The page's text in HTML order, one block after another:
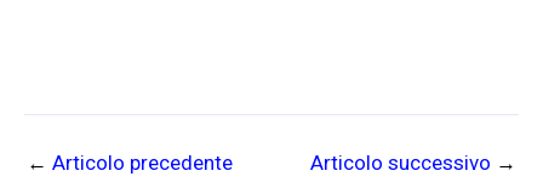
← Articolo precedente Articolo successivo →